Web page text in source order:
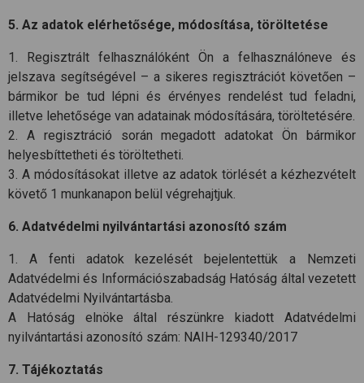
5. Az adatok elérhetősége, módosítása, töröltetése
1. Regisztrált felhasználóként Ön a felhasználóneve és
jelszava segítségével – a sikeres regisztrációt követően –
bármikor be tud lépni és érvényes rendelést tud feladni,
illetve lehetősége van adatainak módosítására, töröltetésére.
2. A regisztráció során megadott adatokat Ön bármikor
helyesbíttetheti és töröltetheti.
3. A módosításokat illetve az adatok törlését a kézhezvételt
követő 1 munkanapon belül végrehajtjuk.
6. Adatvédelmi nyilvántartási azonosító szám
1. A fenti adatok kezelését bejelentettük a Nemzeti
Adatvédelmi és Információszabadság Hatóság által vezetett
Adatvédelmi Nyilvántartásba.
A Hatóság elnöke által részünkre kiadott Adatvédelmi
nyilvántartási azonosító szám: NAIH-129340/2017
7. Tájékoztatás